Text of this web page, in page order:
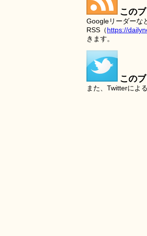
この
Googleリーダーな
RSS（https://
きます。
この
また、Twitterによ